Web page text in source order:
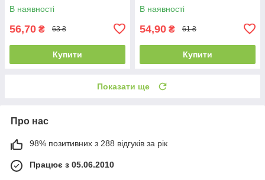
В наявності
56,70 ₴ 63 ₴
Купити
В наявності
54,90 ₴ 61 ₴
Купити
Показати ще
Про нас
98% позитивних з 288 відгуків за рік
Працює з 05.06.2010